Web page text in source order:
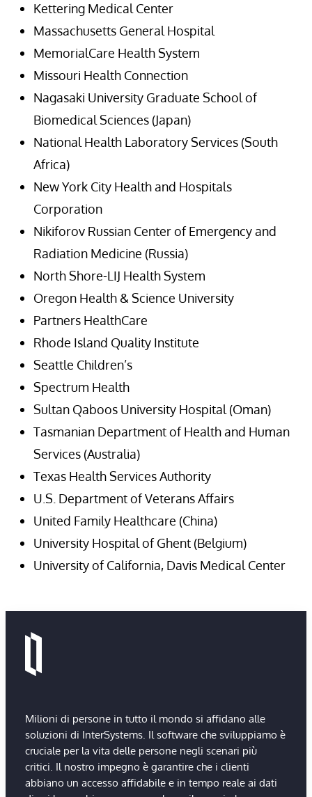
Kettering Medical Center
Massachusetts General Hospital
MemorialCare Health System
Missouri Health Connection
Nagasaki University Graduate School of
Biomedical Sciences (Japan)
National Health Laboratory Services (South
Africa)
New York City Health and Hospitals
Corporation
Nikiforov Russian Center of Emergency and
Radiation Medicine (Russia)
North Shore-LIJ Health System
Oregon Health & Science University
Partners HealthCare
Rhode Island Quality Institute
Seattle Children’s
Spectrum Health
Sultan Qaboos University Hospital (Oman)
Tasmanian Department of Health and Human
Services (Australia)
Texas Health Services Authority
U.S. Department of Veterans Affairs
United Family Healthcare (China)
University Hospital of Ghent (Belgium)
University of California, Davis Medical Center
Milioni di persone in tutto il mondo si affidano alle
soluzioni di InterSystems. Il software che sviluppiamo è
cruciale per la vita delle persone negli scenari più
critici. Il nostro impegno è garantire che i clienti
abbiano un accesso affidabile e in tempo reale ai dati